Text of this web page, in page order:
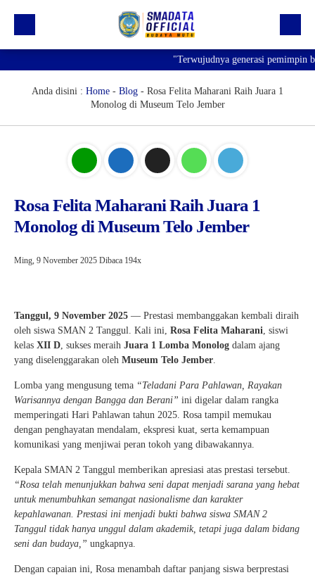
Profil
"Terwujudnya generasi pemimpin
Anda disini : Home - Blog - Rosa Felita Maharani Raih Juara 1
Monolog di Museum Telo Jember
Rosa Felita Maharani Raih Juara 1
Monolog di Museum Telo Jember
Ming, 9 November 2025 Dibaca 194x
Tanggul, 9 November 2025 — Prestasi membanggakan kembali diraih
oleh siswa SMAN 2 Tanggul. Kali ini, Rosa Felita Maharani, siswi
kelas XII D, sukses meraih Juara 1 Lomba Monolog dalam ajang
yang diselenggarakan oleh Museum Telo Jember.
Lomba yang mengusung tema “Teladani Para Pahlawan, Rayakan
Warisannya dengan Bangga dan Berani” ini digelar dalam rangka
memperingati Hari Pahlawan tahun 2025. Rosa tampil memukau
dengan penghayatan mendalam, ekspresi kuat, serta kemampuan
komunikasi yang menjiwai peran tokoh yang dibawakannya.
Kepala SMAN 2 Tanggul memberikan apresiasi atas prestasi tersebut.
“Rosa telah menunjukkan bahwa seni dapat menjadi sarana yang hebat
untuk menumbuhkan semangat nasionalisme dan karakter
kepahlawanan. Prestasi ini menjadi bukti bahwa siswa SMAN 2
Tanggul tidak hanya unggul dalam akademik, tetapi juga dalam bidang
seni dan budaya,” ungkapnya.
Dengan capaian ini, Rosa menambah daftar panjang siswa berprestasi